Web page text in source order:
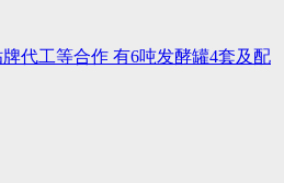
代工等合作 有6吨发酵罐4套及配